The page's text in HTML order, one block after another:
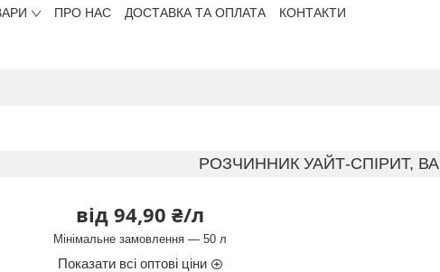
ПРО НАС ДОСТАВКА ТА ОПЛАТА КОНТАКТИ
РОЗЧИННИК УАЙТ-СПІРИТ,
від 94,90 ₴/л
Мінімальне замовлення — 50 л
Показати всі оптові ціни